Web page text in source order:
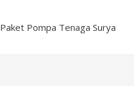
Paket Pompa Tenaga Surya